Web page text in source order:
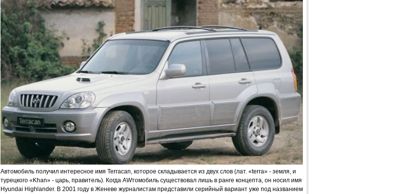
Автомобиль получил интересное имя Terracan, которое складывается из двух слов (лат. «terra» - земля, и
турецкого «Khan» - царь, правитель). Когда AWтомобиль существовал лишь в ранге концепта, он носил имя
Hyundai Highlander. В 2001 году в Женеве журналистам представили серийный вариант уже под названием